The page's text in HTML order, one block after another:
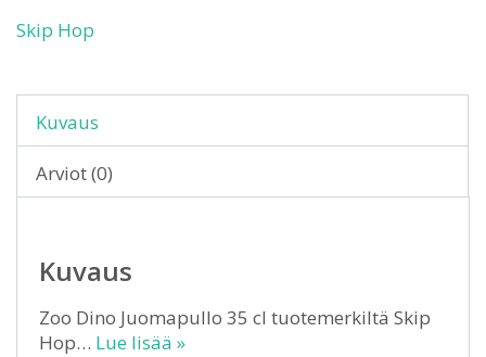
Skip Hop
Kuvaus
Arviot (0)
Kuvaus
Zoo Dino Juomapullo 35 cl tuotemerkiltä Skip
Hop… Lue lisää »